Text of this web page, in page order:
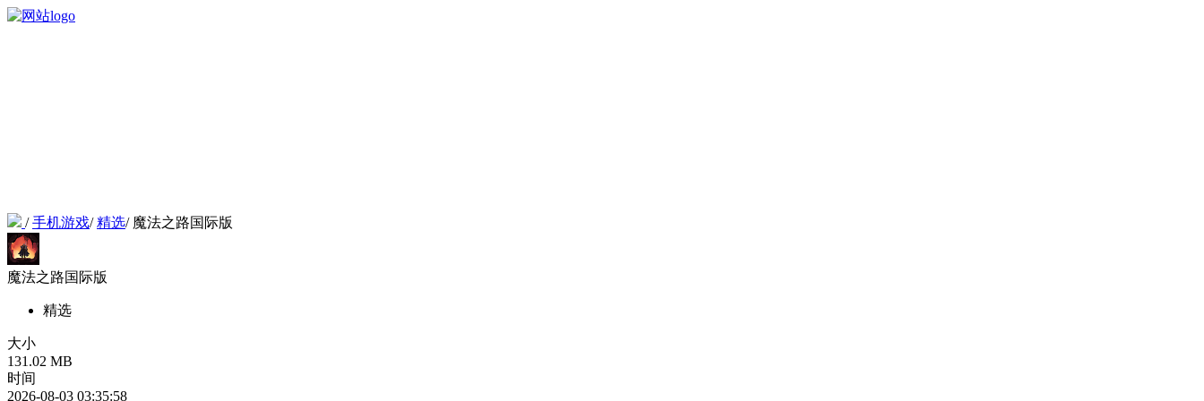
/手机游戏/精选/ 魔法之路国际版
魔法之路国际版
精选
大小
131.02 MB
时间
2026-08-03 03:35:58